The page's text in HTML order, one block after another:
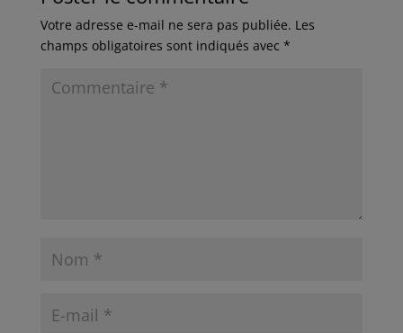
Votre adresse e-mail ne sera pas publiée. Les
champs obligatoires sont indiqués avec *